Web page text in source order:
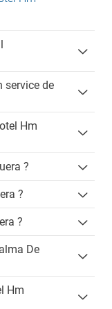
service de
Hm
?
?
?
De
Hm